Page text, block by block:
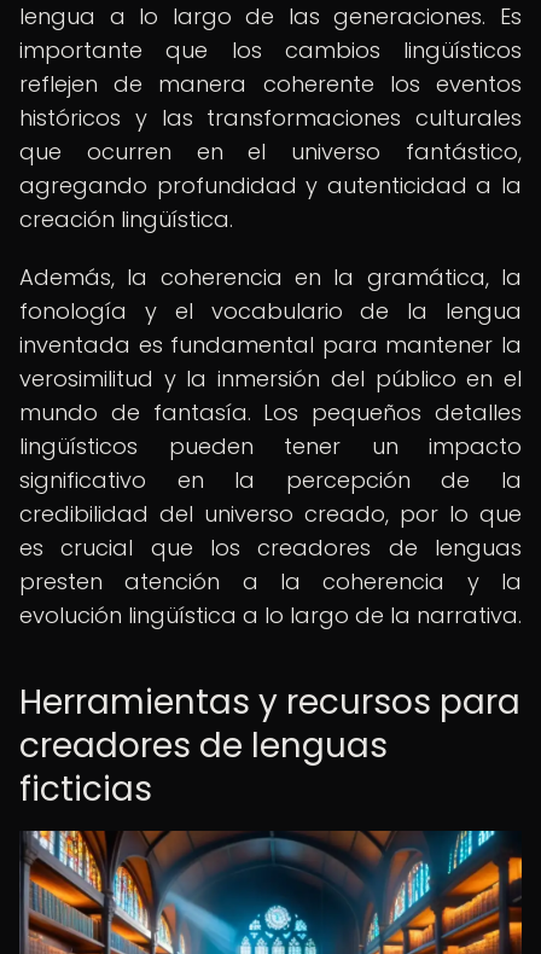
lengua a lo largo de las generaciones. Es
importante que los cambios lingüísticos
reflejen de manera coherente los eventos
históricos y las transformaciones culturales
que ocurren en el universo fantástico,
agregando profundidad y autenticidad a la
creación lingüística.
Además, la coherencia en la gramática, la
fonología y el vocabulario de la lengua
inventada es fundamental para mantener la
verosimilitud y la inmersión del público en el
mundo de fantasía. Los pequeños detalles
lingüísticos pueden tener un impacto
significativo en la percepción de la
credibilidad del universo creado, por lo que
es crucial que los creadores de lenguas
presten atención a la coherencia y la
evolución lingüística a lo largo de la narrativa.
Herramientas y recursos para
creadores de lenguas
ficticias